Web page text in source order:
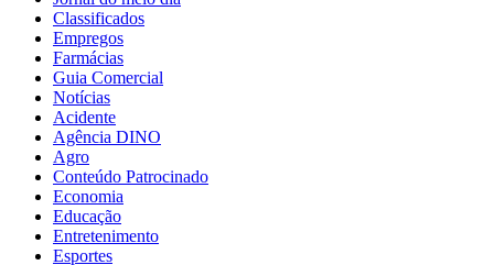
Classificados
Empregos
Farmácias
Guia Comercial
Notícias
Acidente
Agência DINO
Agro
Conteúdo Patrocinado
Economia
Educação
Entretenimento
Esportes